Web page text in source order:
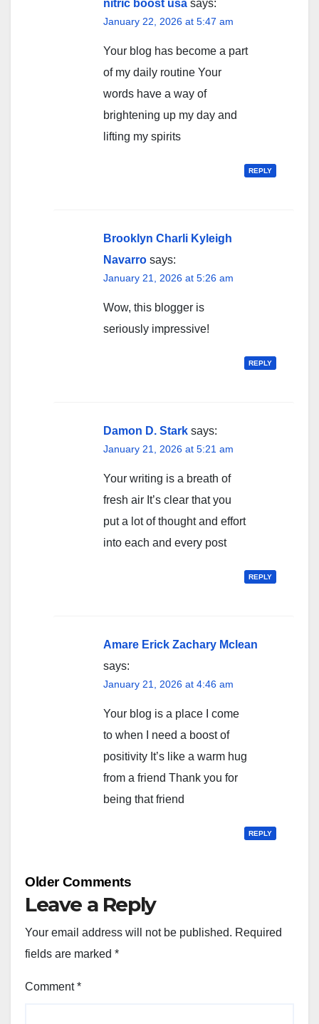
nitric boost usa says:
January 22, 2026 at 5:47 am
Your blog has become a part
of my daily routine Your
words have a way of
brightening up my day and
lifting my spirits
REPLY
Brooklyn Charli Kyleigh
Navarro says:
January 21, 2026 at 5:26 am
Wow, this blogger is
seriously impressive!
REPLY
Damon D. Stark says:
January 21, 2026 at 5:21 am
Your writing is a breath of
fresh air It’s clear that you
put a lot of thought and effort
into each and every post
REPLY
Amare Erick Zachary Mclean
says:
January 21, 2026 at 4:46 am
Your blog is a place I come
to when I need a boost of
positivity It’s like a warm hug
from a friend Thank you for
being that friend
REPLY
Comment
Older Comments
Leave a Reply
Your email address will not be published. Required
fields are marked *
Comment*